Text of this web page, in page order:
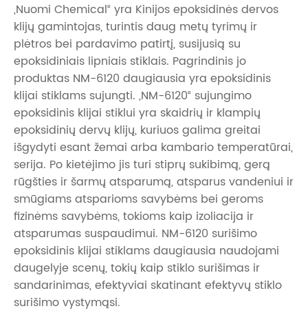
„Nuomi Chemical“ yra Kinijos epoksidinės dervos
klijų gamintojas, turintis daug metų tyrimų ir
plėtros bei pardavimo patirtį, susijusią su
epoksidiniais lipniais stiklais. Pagrindinis jo
produktas NM-6120 daugiausia yra epoksidinis
klijai stiklams sujungti. „NM-6120“ sujungimo
epoksidinis klijai stiklui yra skaidrių ir klampių
epoksidinių dervų klijų, kuriuos galima greitai
išgydyti esant žemai arba kambario temperatūrai,
serija. Po kietėjimo jis turi stiprų sukibimą, gerą
rūgšties ir šarmų atsparumą, atsparus vandeniui ir
smūgiams atsparioms savybėms bei geroms
fizinėms savybėms, tokioms kaip izoliacija ir
atsparumas suspaudimui. NM-6120 surišimo
epoksidinis klijai stiklams daugiausia naudojami
daugelyje scenų, tokių kaip stiklo surišimas ir
sandarinimas, efektyviai skatinant efektyvų stiklo
surišimo vystymąsi.